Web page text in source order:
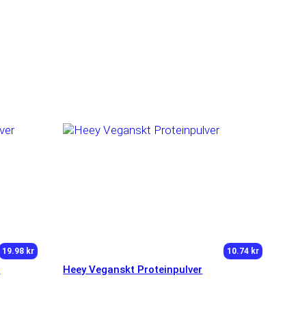
19.98 kr 10.74 kr
Heey Veganskt Proteinpulver